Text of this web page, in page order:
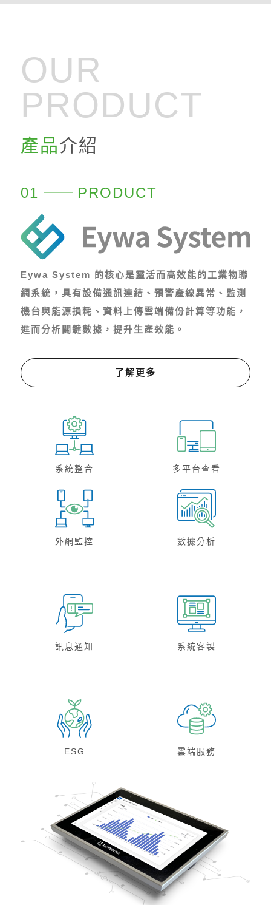
OUR
PRODUCT
產品介紹
01 PRODUCT
Eywa System 的核心是靈活而高效能的工業物聯
網系統，具有設備通訊連結、預警產線異常、監測
機台與能源損耗、資料上傳雲端備份計算等功能，
進而分析關鍵數據，提升生產效能。
了解更多
系統整合 多平台查看
外網監控 數據分析
訊息通知 系統客製
ESG 雲端服務